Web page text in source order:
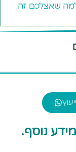
למה שאצלכם זה
נוסף.